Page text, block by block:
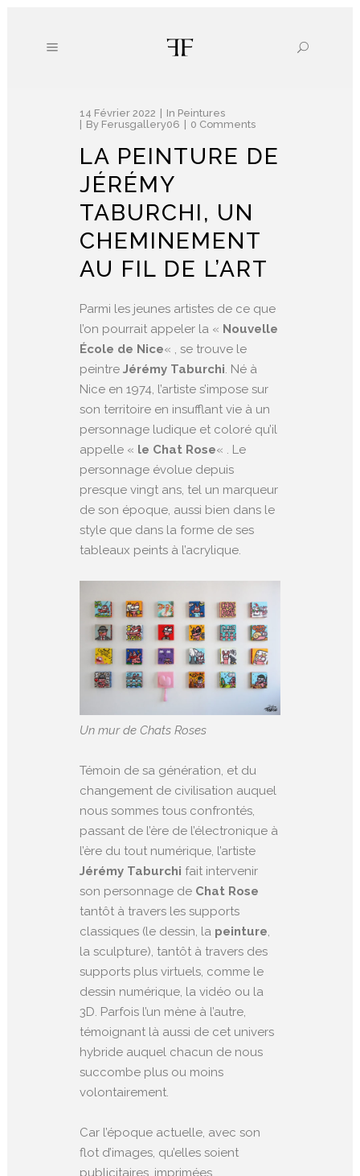
14 Février 2022 In Peintures
By Ferusgallery06 0 Comments
LA PEINTURE DE
JÉRÉMY
TABURCHI, UN
CHEMINEMENT
AU FIL DE L’ART
Parmi les jeunes artistes de ce que
l’on pourrait appeler la « Nouvelle
École de Nice« , se trouve le
peintre Jérémy Taburchi. Né à
Nice en 1974, l’artiste s’impose sur
son territoire en insufflant vie à un
personnage ludique et coloré qu’il
appelle « le Chat Rose« . Le
personnage évolue depuis
presque vingt ans, tel un marqueur
de son époque, aussi bien dans le
style que dans la forme de ses
tableaux peints à l’acrylique.
Un mur de Chats Roses
Témoin de sa génération, et du
changement de civilisation auquel
nous sommes tous confrontés,
passant de l’ère de l’électronique à
l’ère du tout numérique, l’artiste
Jérémy Taburchi fait intervenir
son personnage de Chat Rose
tantôt à travers les supports
classiques (le dessin, la peinture,
la sculpture), tantôt à travers des
supports plus virtuels, comme le
dessin numérique, la vidéo ou la
3D. Parfois l’un mène à l’autre,
témoignant là aussi de cet univers
hybride auquel chacun de nous
succombe plus ou moins
volontairement.
Car l’époque actuelle, avec son
flot d’images, qu’elles soient
publicitaires, imprimées,